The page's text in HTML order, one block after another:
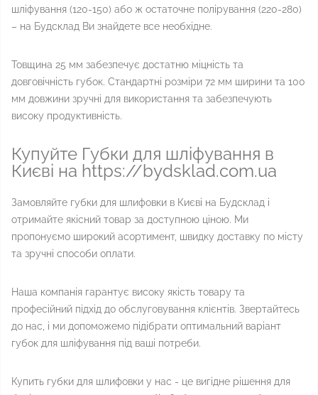
шліфування (120-150) або ж остаточне полірування (220-280)
– на Будсклад Ви знайдете все необхідне.
Товщина 25 мм забезпечує достатню міцність та
довговічність губок. Стандартні розміри 72 мм ширини та 100
мм довжини зручні для використання та забезпечують
високу продуктивність.
Купуйте Губки для шліфування в
Києві на https://bydsklad.com.ua
Замовляйте губки для шлифовки в Києві на Будсклад і
отримайте якісний товар за доступною ціною. Ми
пропонуємо широкий асортимент, швидку доставку по місту
та зручні способи оплати.
Наша компанія гарантує високу якість товару та
професійний підхід до обслуговування клієнтів. Звертайтесь
до нас, і ми допоможемо підібрати оптимальний варіант
губок для шліфування під ваші потреби.
Купить губки для шлифовки у нас - це вигідне рішення для